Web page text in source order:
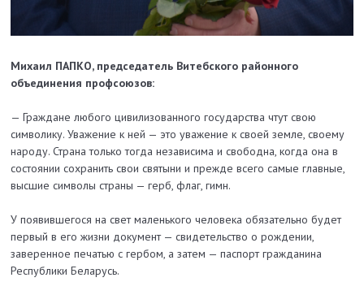
Михаил ПАПКО, председатель Витебского районного
объединения профсоюзов:
— Граждане любого цивилизованного государства чтут свою
символику. Уважение к ней — это уважение к своей земле, своему
народу. Страна только тогда независима и свободна, когда она в
состоянии сохранить свои святыни и прежде всего самые главные,
высшие символы страны — герб, флаг, гимн.
У появившегося на свет маленького человека обязательно будет
первый в его жизни документ — свидетельство о рождении,
заверенное печатью с гербом, а затем — паспорт гражданина
Республики Беларусь.